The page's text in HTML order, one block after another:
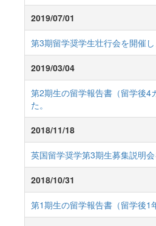
2019/07/01
第3期留学奨学生壮行会を開催し
2019/03/04
第2期生の留学報告書（留学後4
た。
2018/11/18
英国留学奨学第3期生募集説明会
2018/10/31
第1期生の留学報告書（留学後1